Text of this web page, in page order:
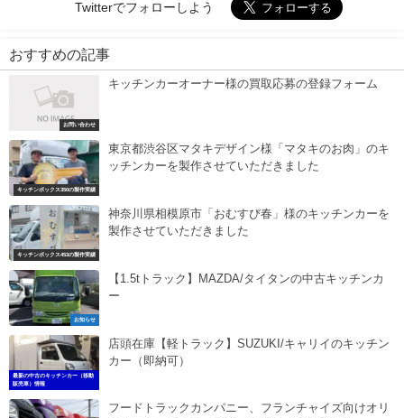
Twitterでフォローしよう
おすすめの記事
お問い合わせ
キッチンカーオーナー様の買取応募の登録フォーム
キッチンボックス350の製作実績
東京都渋谷区マタキデザイン様「マタキのお肉」のキ
ッチンカーを製作させていただきました
キッチンボックス453の製作実績
神奈川県相模原市「おむすび春」様のキッチンカーを
製作させていただきました
お知らせ
【1.5tトラック】MAZDA/タイタンの中古キッチンカ
ー
最新の中古のキッチンカー（移動
販売車）情報
店頭在庫【軽トラック】SUZUKI/キャリイのキッチン
カー（即納可）
フードトラックカンパニー、フランチャイズ向けオリ